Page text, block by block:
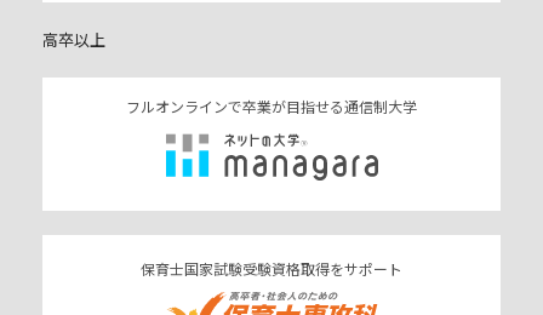
高卒以上
フルオンラインで卒業が目指せる通信制大学
保育士国家試験受験資格取得をサポート